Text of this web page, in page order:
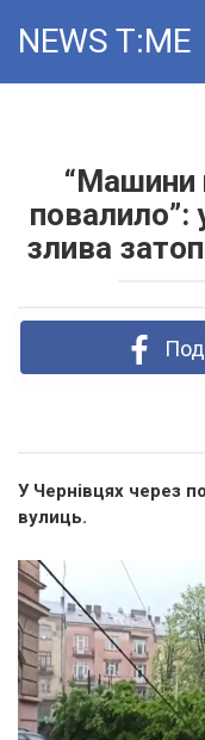
NEWS T:ME
“Машини
повалило”:
злива
У Чернівцях через
вулиць.